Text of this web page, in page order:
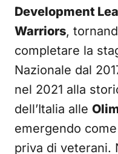
Development
Warriors,
completare la
Nazionale dal
nel 2021 alla
dell’Italia alle
emergendo
priva di veterani.